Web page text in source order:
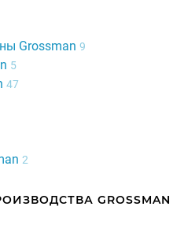
Grossman 9
5
47
2
GROSSMAN